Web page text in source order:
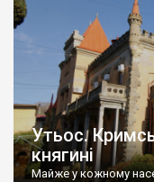
Утьос.
княгині
Майже у кожному